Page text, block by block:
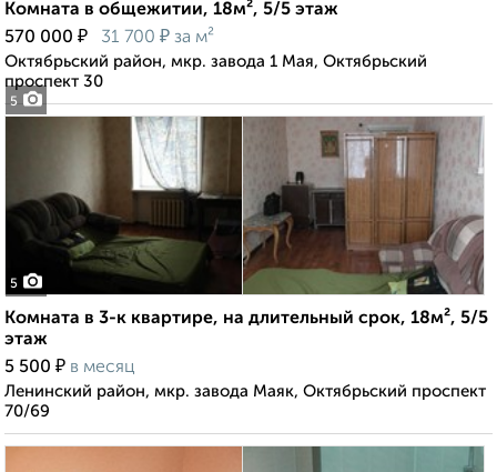
5
Комната в общежитии, 18м², 5/5 этаж
570 000 ₽ 31 700 ₽ за м²
Октябрьский район, мкр. завода 1 Мая, Октябрьский
проспект 30
5
Комната в 3-к квартире, на длительный срок, 18м², 5/5
этаж
5 500 ₽ в месяц
Ленинский район, мкр. завода Маяк, Октябрьский проспект
70/69